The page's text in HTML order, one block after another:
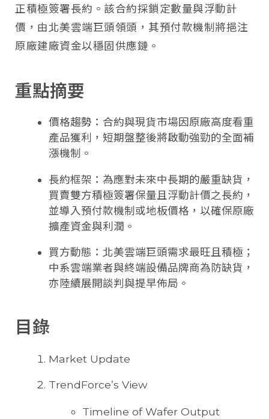
正積極簽署長約。該合約採鎖定數量與浮動計
價，由北美雲端巨頭領頭，其預付款機制將挹注
原廠建廠資金以穩固供應鏈。
重點摘要
價格趨勢：合約與現貨市場因原廠高度看重
產品獲利，短期盤整後將啟動強勁的全面補
漲機制。
長約框架：為應對未來中長期的嚴重缺貨，
買賣雙方積極簽署保量且浮動計價之長約，
並導入預付款機制或地板價格，以確保原廠
擴產資金與利潤。
買方動態：北美雲端巨頭需求最旺且積極；
中系雲端業者與終端設備品牌商為防缺貨，
亦陸續展開談判與提早佈局。
目錄
Market Update
TrendForce’s View
Timeline of Wafer Output